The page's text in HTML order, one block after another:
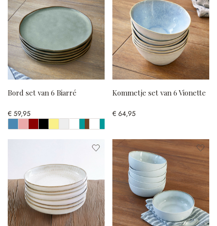
Bord set van 6 Biarré
€ 59,95
Kommetje set van 6 Vionette
€ 64,95